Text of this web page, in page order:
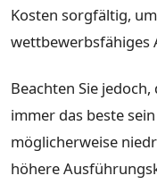
Kosten sorgfältig,
wettbewerbsfähiges
Beachten Sie
immer das beste
möglicherweise
höhere